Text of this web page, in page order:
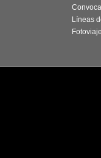
Líneas